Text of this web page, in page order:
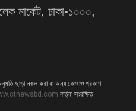
মার্কেট, ঢাকা-১০০০,
ছাড়া নকল করা বা অন্য কোথাও প্রকাশ
কর্তৃক সংরক্ষিত